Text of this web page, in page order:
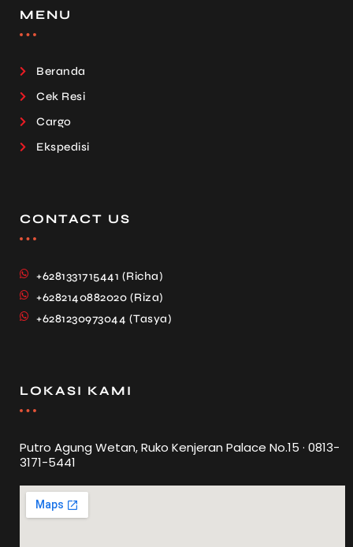
MENU
Beranda
Cek Resi
Cargo
Ekspedisi
CONTACT US
+6281331715441 (Richa)
+6282140882020 (Riza)
+6281230973044 (Tasya)
LOKASI KAMI
Putro Agung Wetan, Ruko Kenjeran Palace No.15 · 0813-
3171-5441